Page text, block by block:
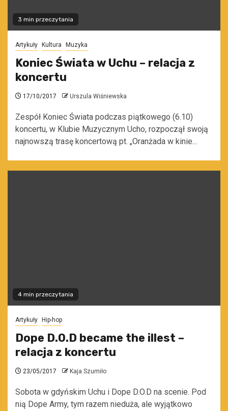
3 min przeczytania
Artykuły Kultura Muzyka
Koniec Świata w Uchu – relacja z
koncertu
17/10/2017 Urszula Wiśniewska
Zespół Koniec Świata podczas piątkowego (6.10)
koncertu, w Klubie Muzycznym Ucho, rozpoczął swoją
najnowszą trasę koncertową pt. „Oranżada w kinie...
4 min przeczytania
Artykuły Hip-hop
Dope D.O.D became the illest –
relacja z koncertu
23/05/2017 Kaja Szumiło
Sobota w gdyńskim Uchu i Dope D.O.D na scenie. Pod
nią Dope Army, tym razem nieduża, ale wyjątkowo